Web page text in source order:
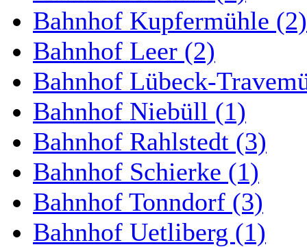
Bahnhof Kupfermühle (2)
Bahnhof Leer (2)
Bahnhof Lübeck-
Bahnhof Niebüll (1)
Bahnhof Rahlstedt (3)
Bahnhof Schierke (1)
Bahnhof Tonndorf (3)
Bahnhof Uetliberg (1)